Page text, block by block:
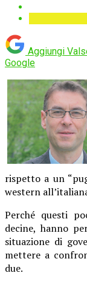
Aggiungi
Google
rispetto a un
western
Perché questi
decine, hanno
situazione di
mettere a
due.